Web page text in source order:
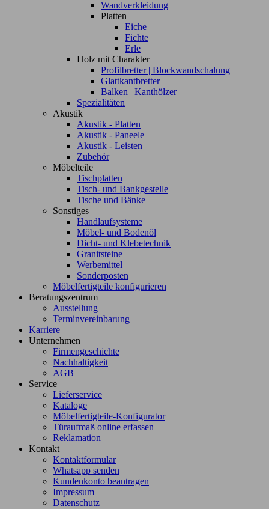
Wandverkleidung
Platten
Eiche
Fichte
Erle
Holz mit Charakter
Profilbretter | Blockwandschalung
Glattkantbretter
Balken | Kanthölzer
Spezialitäten
Akustik
Akustik - Platten
Akustik - Paneele
Akustik - Leisten
Zubehör
Möbelteile
Tischplatten
Tisch- und Bankgestelle
Tische und Bänke
Sonstiges
Handlaufsysteme
Möbel- und Bodenöl
Dicht- und Klebetechnik
Granitsteine
Werbemittel
Sonderposten
Möbelfertigteile konfigurieren
Beratungszentrum
Ausstellung
Terminvereinbarung
Karriere
Unternehmen
Firmengeschichte
Nachhaltigkeit
AGB
Service
Lieferservice
Kataloge
Möbelfertigteile-Konfigurator
Türaufmaß online erfassen
Reklamation
Kontakt
Kontaktformular
Whatsapp senden
Kundenkonto beantragen
Impressum
Datenschutz